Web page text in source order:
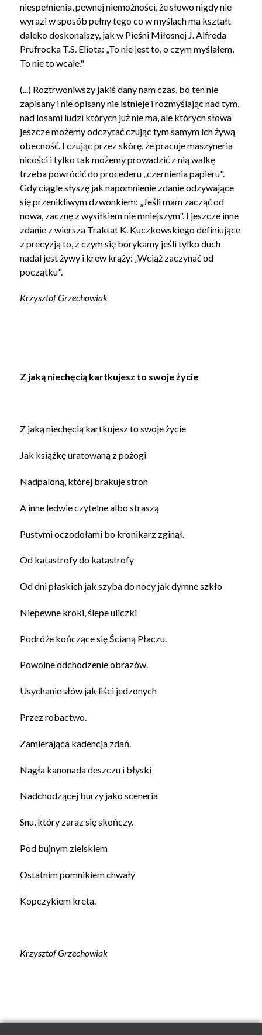
niespełnienia, pewnej niemożności, że słowo nigdy nie
wyrazi w sposób pełny tego co w myślach ma kształt
daleko doskonalszy, jak w Pieśni Miłosnej J. Alfreda
Prufrocka T.S. Eliota: „To nie jest to, o czym myślałem,
To nie to wcale."
(...) Roztrwoniwszy jakiś dany nam czas, bo ten nie
zapisany i nie opisany nie istnieje i rozmyślając nad tym,
nad losami ludzi których już nie ma, ale których słowa
jeszcze możemy odczytać czując tym samym ich żywą
obecność. I czując przez skórę, że pracuje maszyneria
nicości i tylko tak możemy prowadzić z nią walkę
trzeba powrócić do procederu „czernienia papieru".
Gdy ciągle słyszę jak napomnienie zdanie odzywające
się przenikliwym dzwonkiem: „Jeśli mam zacząć od
nowa, zacznę z wysiłkiem nie mniejszym". I jeszcze inne
zdanie z wiersza Traktat K. Kuczkowskiego definiujące
z precyzją to, z czym się borykamy jeśli tylko duch
nadal jest żywy i krew krąży: „Wciąż zaczynać od
początku".
Krzysztof Grzechowiak
Z jaką niechęcią kartkujesz to swoje życie
Z jaką niechęcią kartkujesz to swoje życie
Jak książkę uratowaną z pożogi
Nadpaloną, której brakuje stron
A inne ledwie czytelne albo straszą
Pustymi oczodołami bo kronikarz zginął.
Od katastrofy do katastrofy
Od dni płaskich jak szyba do nocy jak dymne szkło
Niepewne kroki, ślepe uliczki
Podróże kończące się Ścianą Płaczu.
Powolne odchodzenie obrazów.
Usychanie słów jak liści jedzonych
Przez robactwo.
Zamierająca kadencja zdań.
Nagła kanonada deszczu i błyski
Nadchodzącej burzy jako sceneria
Snu, który zaraz się skończy.
Pod bujnym zielskiem
Ostatnim pomnikiem chwały
Kopczykiem kreta.
Krzysztof Grzechowiak